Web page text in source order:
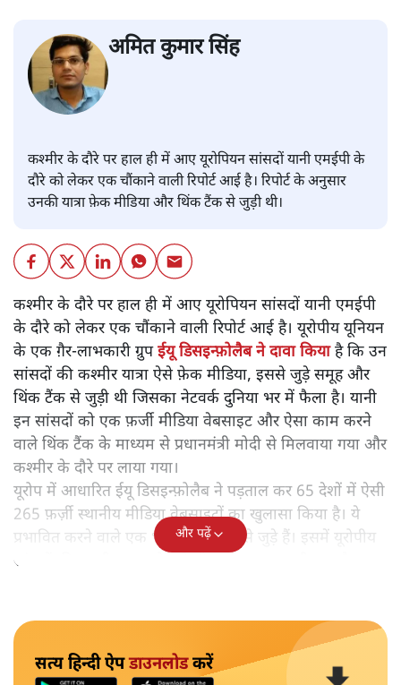
अमित कुमार सिंह
कश्मीर के दौरे पर हाल ही में आए यूरोपियन सांसदों यानी एमईपी के
दौरे को लेकर एक चौंकाने वाली रिपोर्ट आई है। रिपोर्ट के अनुसार
उनकी यात्रा फ़ेक मीडिया और थिंक टैंक से जुड़ी थी।
कश्मीर के दौरे पर हाल ही में आए यूरोपियन सांसदों यानी एमईपी
के दौरे को लेकर एक चौंकाने वाली रिपोर्ट आई है। यूरोपीय यूनियन
के एक ग़ैर-लाभकारी ग्रुपईयू डिसइन्फ़ोलैब ने दावा कियाहै कि उन
सांसदों की कश्मीर यात्रा ऐसे फ़ेक मीडिया, इससे जुड़े समूह और
थिंक टैंक से जुड़ी थी जिसका नेटवर्क दुनिया भर में फैला है। यानी
इन सांसदों को एक फ़र्जी मीडिया वेबसाइट और ऐसा काम करने
वाले थिंक टैंक के माध्यम से प्रधानमंत्री मोदी से मिलवाया गया और
कश्मीर के दौरे पर लाया गया।
यूरोप में आधारित ईयू डिसइन्फ़ोलैब ने पड़ताल कर 65 देशों में ऐसी
265 फ़र्ज़ी स्थानीय मीडिया वेबसाइटों का खुलासा किया है। ये
प्रभावित करने वाले एक भारतीय नेटवर्क से जुड़े हैं। इसमें यूरोपीय
सांसदों की कश्मीर यात्रा से जुड़े श्रीवास्तव ग्रुप का भी नाम है।
और पढ़ें
सत्य हिन्दी ऐपडाउनलोडकरें